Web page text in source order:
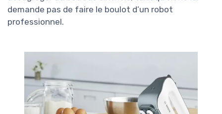
demande pas de faire le boulot d’un robot
professionnel.